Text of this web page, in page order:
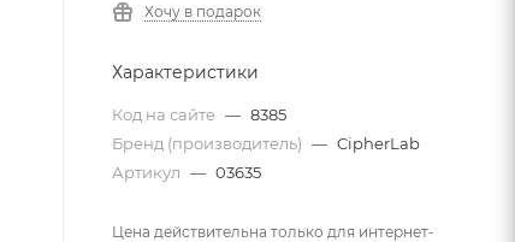
Хочу в подарок
Характеристики
Код на сайте — 8385
Бренд (производитель) — CipherLab
Артикул — 03635
Цена действительна только для интернет-